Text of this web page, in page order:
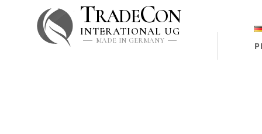
TRADECON
INTERATIONAL UG
MADE IN GERMANY